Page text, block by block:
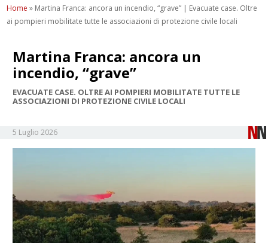
Home » Martina Franca: ancora un incendio, “grave” | Evacuate case. Oltre
ai pompieri mobilitate tutte le associazioni di protezione civile locali
Martina Franca: ancora un
incendio, “grave”
EVACUATE CASE. OLTRE AI POMPIERI MOBILITATE TUTTE LE
ASSOCIAZIONI DI PROTEZIONE CIVILE LOCALI
5 Luglio 2026